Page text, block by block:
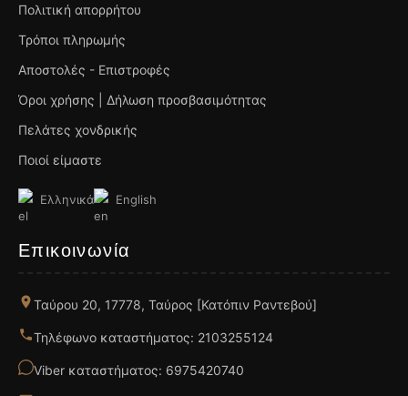
Πολιτική απορρήτου
Τρόποι πληρωμής
Αποστολές - Επιστροφές
Όροι χρήσης | Δήλωση προσβασιμότητας
Πελάτες χονδρικής
Ποιοί είμαστε
Ελληνικά English
Επικοινωνία
Ταύρου 20, 17778, Ταύρος [Κατόπιν Ραντεβού]
Τηλέφωνο καταστήματος: 2103255124
Viber καταστήματος: 6975420740